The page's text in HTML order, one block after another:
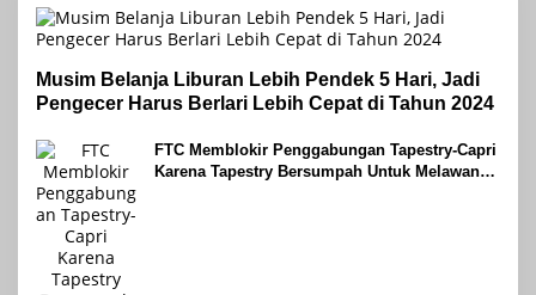
Musim Belanja Liburan Lebih Pendek 5 Hari, Jadi
Pengecer Harus Berlari Lebih Cepat di Tahun 2024
FTC Memblokir Penggabungan Tapestry-Capri
Karena Tapestry Bersumpah Untuk Melawan